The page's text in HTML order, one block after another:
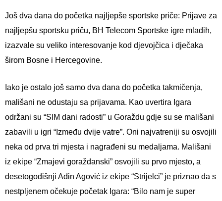
Još dva dana do početka najljepše sportske priče: Prijave za
najljepšu sportsku priču, BH Telecom Sportske igre mladih,
izazvale su veliko interesovanje kod djevojčica i dječaka
širom Bosne i Hercegovine.
Iako je ostalo još samo dva dana do početka takmičenja,
mališani ne odustaju sa prijavama. Kao uvertira Igara
održani su “SIM dani radosti” u Goraždu gdje su se mališani
zabavili u igri “Između dvije vatre”. Oni najvatreniji su osvojili
neka od prva tri mjesta i nagrađeni su medaljama. Mališani
iz ekipe “Zmajevi goraždanski” osvojili su prvo mjesto, a
desetogodišnji Adin Agović iz ekipe “Strijelci” je priznao da s
nestpljenem očekuje početak Igara: “Bilo nam je super